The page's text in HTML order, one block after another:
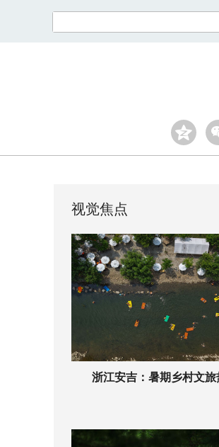
视觉焦点
浙江安吉：暑期乡村文旅